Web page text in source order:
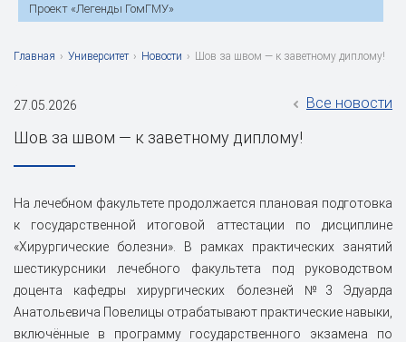
Проект «Легенды ГомГМУ»
Главная › Университет › Новости › Шов за швом — к заветному диплому!
27.05.2026 Все новости
Шов за швом — к заветному диплому!
На лечебном факультете продолжается плановая подготовка
к государственной итоговой аттестации по дисциплине
«Хирургические болезни». В рамках практических занятий
шестикурсники лечебного факультета под руководством
доцента кафедры хирургических болезней №3 Эдуарда
Анатольевича Повелицы отрабатывают практические навыки,
включённые в программу государственного экзамена по